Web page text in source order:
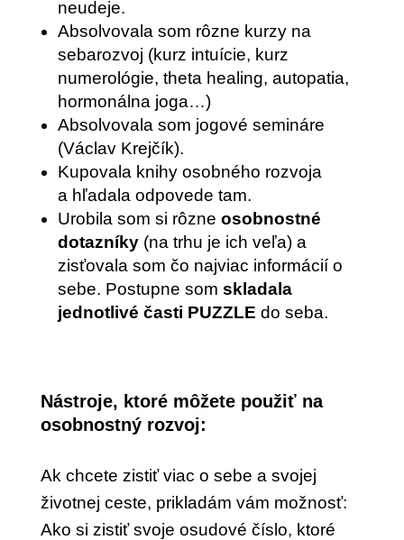
neudeje.
Absolvovala som rôzne kurzy na
sebarozvoj (kurz intuície, kurz
numerológie, theta healing, autopatia,
hormonálna joga…)
Absolvovala som jogové semináre
(Václav Krejčík).
Kupovala knihy osobného rozvoja
a hľadala odpovede tam.
Urobila som si rôzne osobnostné
dotazníky(na trhu je ich veľa) a
zisťovala som čo najviac informácií o
sebe. Postupne som skladala
jednotlivé časti PUZZLE do seba.
Nástroje, ktoré môžete použiť na
osobnostný rozvoj:
Ak chcete zistiť viac o sebe a svojej
životnej ceste, prikladám vám možnosť:
Ako si zistiť svoje osudové číslo, ktoré